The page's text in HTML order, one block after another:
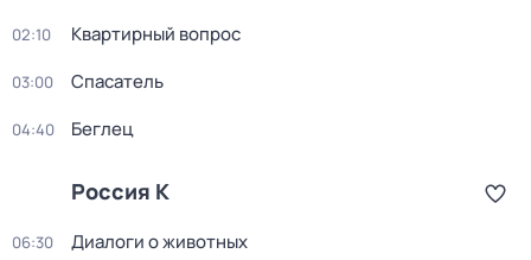
02:10 Квартирный вопрос
03:00 Спасатель
04:40 Беглец
Россия К
06:30 Диалоги о животных